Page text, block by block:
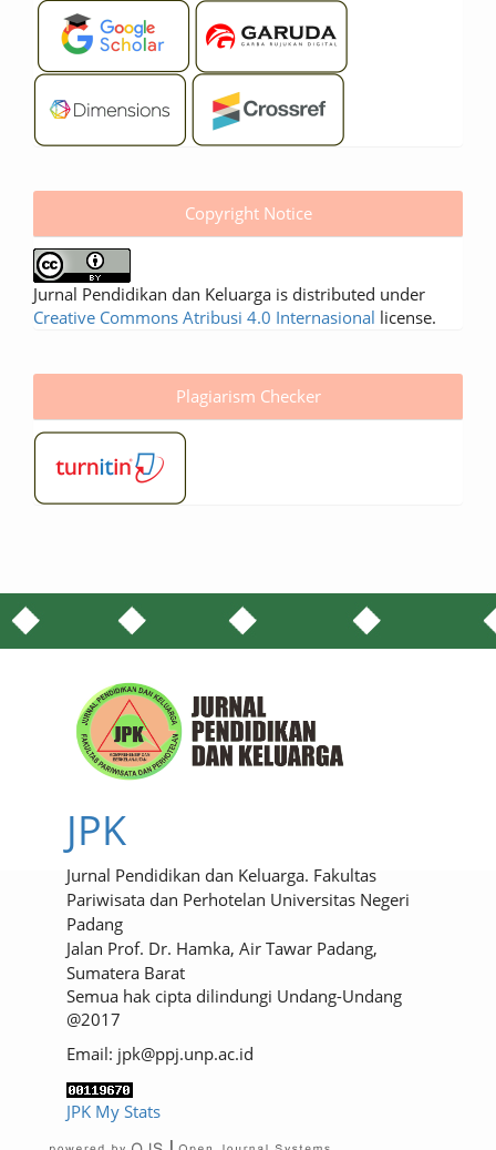
Copyright Notice
Jurnal Pendidikan dan Keluarga is distributed under
Creative Commons Atribusi 4.0 Internasional license.
Plagiarism Checker
JPK
Jurnal Pendidikan dan Keluarga. Fakultas
Pariwisata dan Perhotelan Universitas Negeri
Padang
Jalan Prof. Dr. Hamka, Air Tawar Padang,
Sumatera Barat
Semua hak cipta dilindungi Undang-Undang
@2017
Email: jpk@ppj.unp.ac.id
JPK My Stats